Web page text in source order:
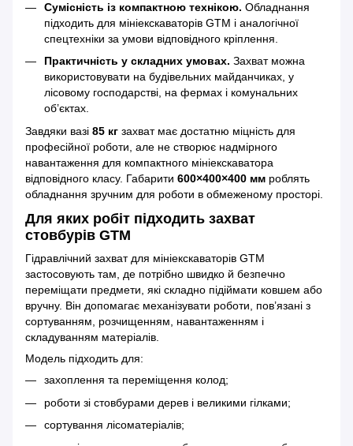
Сумісність із компактною технікою. Обладнання
підходить для мініекскаваторів GTM і аналогічної
спецтехніки за умови відповідного кріплення.
Практичність у складних умовах. Захват можна
використовувати на будівельних майданчиках, у
лісовому господарстві, на фермах і комунальних
об’єктах.
Завдяки вазі 85 кг захват має достатню міцність для
професійної роботи, але не створює надмірного
навантаження для компактного мініекскаватора
відповідного класу. Габарити 600×400×400 мм роблять
обладнання зручним для роботи в обмеженому просторі.
Для яких робіт підходить захват
стовбурів GTM
Гідравлічний захват для мініекскаваторів GTM
застосовують там, де потрібно швидко й безпечно
переміщати предмети, які складно підіймати ковшем або
вручну. Він допомагає механізувати роботи, пов’язані з
сортуванням, розчищенням, навантаженням і
складуванням матеріалів.
Модель підходить для:
захоплення та переміщення колод;
роботи зі стовбурами дерев і великими гілками;
сортування лісоматеріалів;